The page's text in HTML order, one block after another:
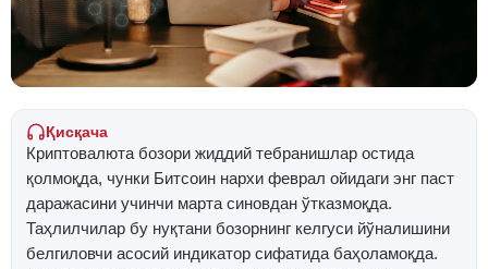
Қисқача
Криптовалюта бозори жиддий тебранишлар остида
қолмоқда, чунки Битcоин нархи феврал ойидаги энг паст
даражасини учинчи марта синовдан ўтказмоқда.
Таҳлилчилар бу нуқтани бозорнинг келгуси йўналишини
белгиловчи асосий индикатор сифатида баҳоламоқда.